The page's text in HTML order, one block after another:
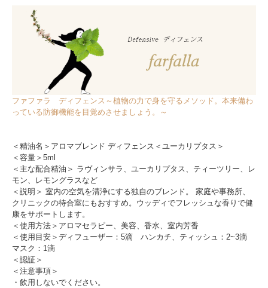
ファファラ ディフェンス～植物の力で身を守るメソッド。本来備わ
っている防御機能を目覚めさせましょう。～
＜精油名＞アロマブレンド ディフェンス＜ユーカリプタス＞
＜容量＞5ml
＜主な配合精油＞ ラヴィンサラ、ユーカリプタス、ティーツリー、レ
モン、レモングラスなど
＜説明＞ 室内の空気を清浄にする独自のブレンド。 家庭や事務所、
クリニックの待合室にもおすすめ。ウッディでフレッシュな香りで健
康をサポートします。
＜使用方法＞アロマセラピー、美容、香水、室内芳香
＜使用目安＞ディフューザー：5滴 ハンカチ、ティッシュ：2~3滴
マスク：1滴
＜認証＞
＜注意事項＞
・飲用しないでください。